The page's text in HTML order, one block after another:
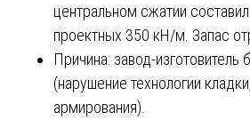
центральном сжатии
проектных 350 кН/м. Запас
Причина: завод-изготовитель
(нарушение технологии
армирования).